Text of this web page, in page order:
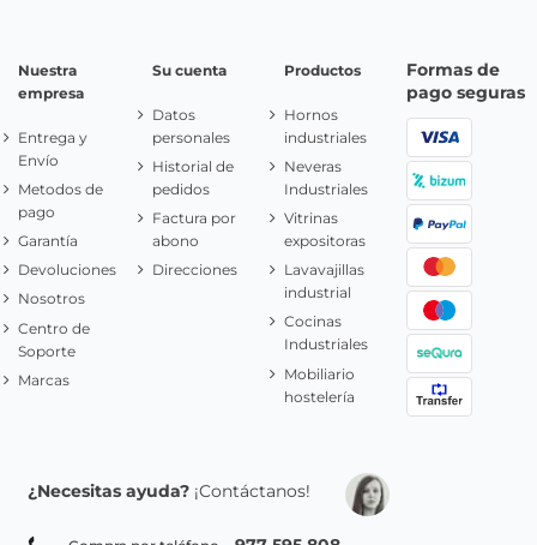
Nuestra
empresa
Entrega y
Envío
Metodos de
pago
Garantía
Devoluciones
Nosotros
Centro de
Soporte
Marcas
Su cuenta
Datos
personales
Historial de
pedidos
Factura por
abono
Direcciones
Productos
Hornos
industriales
Neveras
Industriales
Vitrinas
expositoras
Lavavajillas
industrial
Cocinas
Industriales
Mobiliario
hostelería
Formas de
pago seguras
¿Necesitas ayuda? ¡Contáctanos!